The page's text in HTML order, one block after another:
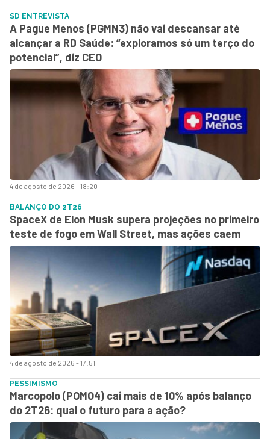
4 de agosto de 2026 - 18:20
SD ENTREVISTA
A Pague Menos (PGMN3) não vai descansar até
alcançar a RD Saúde: “exploramos só um terço do
potencial”, diz CEO
4 de agosto de 2026 - 17:51
BALANÇO DO 2T26
SpaceX de Elon Musk supera projeções no primeiro
teste de fogo em Wall Street, mas ações caem
PESSIMISMO
Marcopolo (POMO4) cai mais de 10% após balanço
do 2T26: qual o futuro para a ação?